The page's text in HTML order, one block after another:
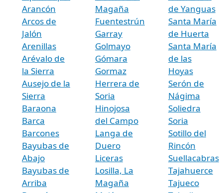
Arancón
Arcos de
Jalón
Arenillas
Arévalo de
la Sierra
Ausejo de la
Sierra
Baraona
Barca
Barcones
Bayubas de
Abajo
Bayubas de
Arriba
Magaña
Fuentestrún
Garray
Golmayo
Gómara
Gormaz
Herrera de
Soria
Hinojosa
del Campo
Langa de
Duero
Liceras
Losilla, La
Magaña
de Yanguas
Santa María
de Huerta
Santa María
de las
Hoyas
Serón de
Nágima
Soliedra
Soria
Sotillo del
Rincón
Suellacabras
Tajahuerce
Tajueco